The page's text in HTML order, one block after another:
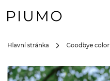
Hlavní stránka Goodbye color